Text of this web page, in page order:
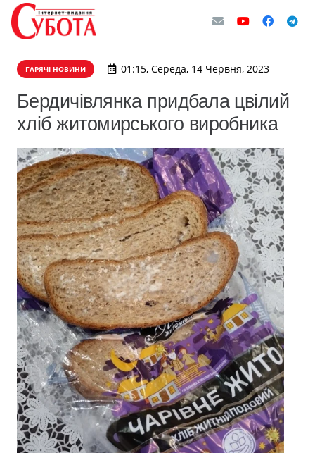
ГАРЯЧІ НОВИНИ 01:15, Середа, 14 Червня, 2023
Бердичівлянка придбала цвілий
хліб житомирського виробника